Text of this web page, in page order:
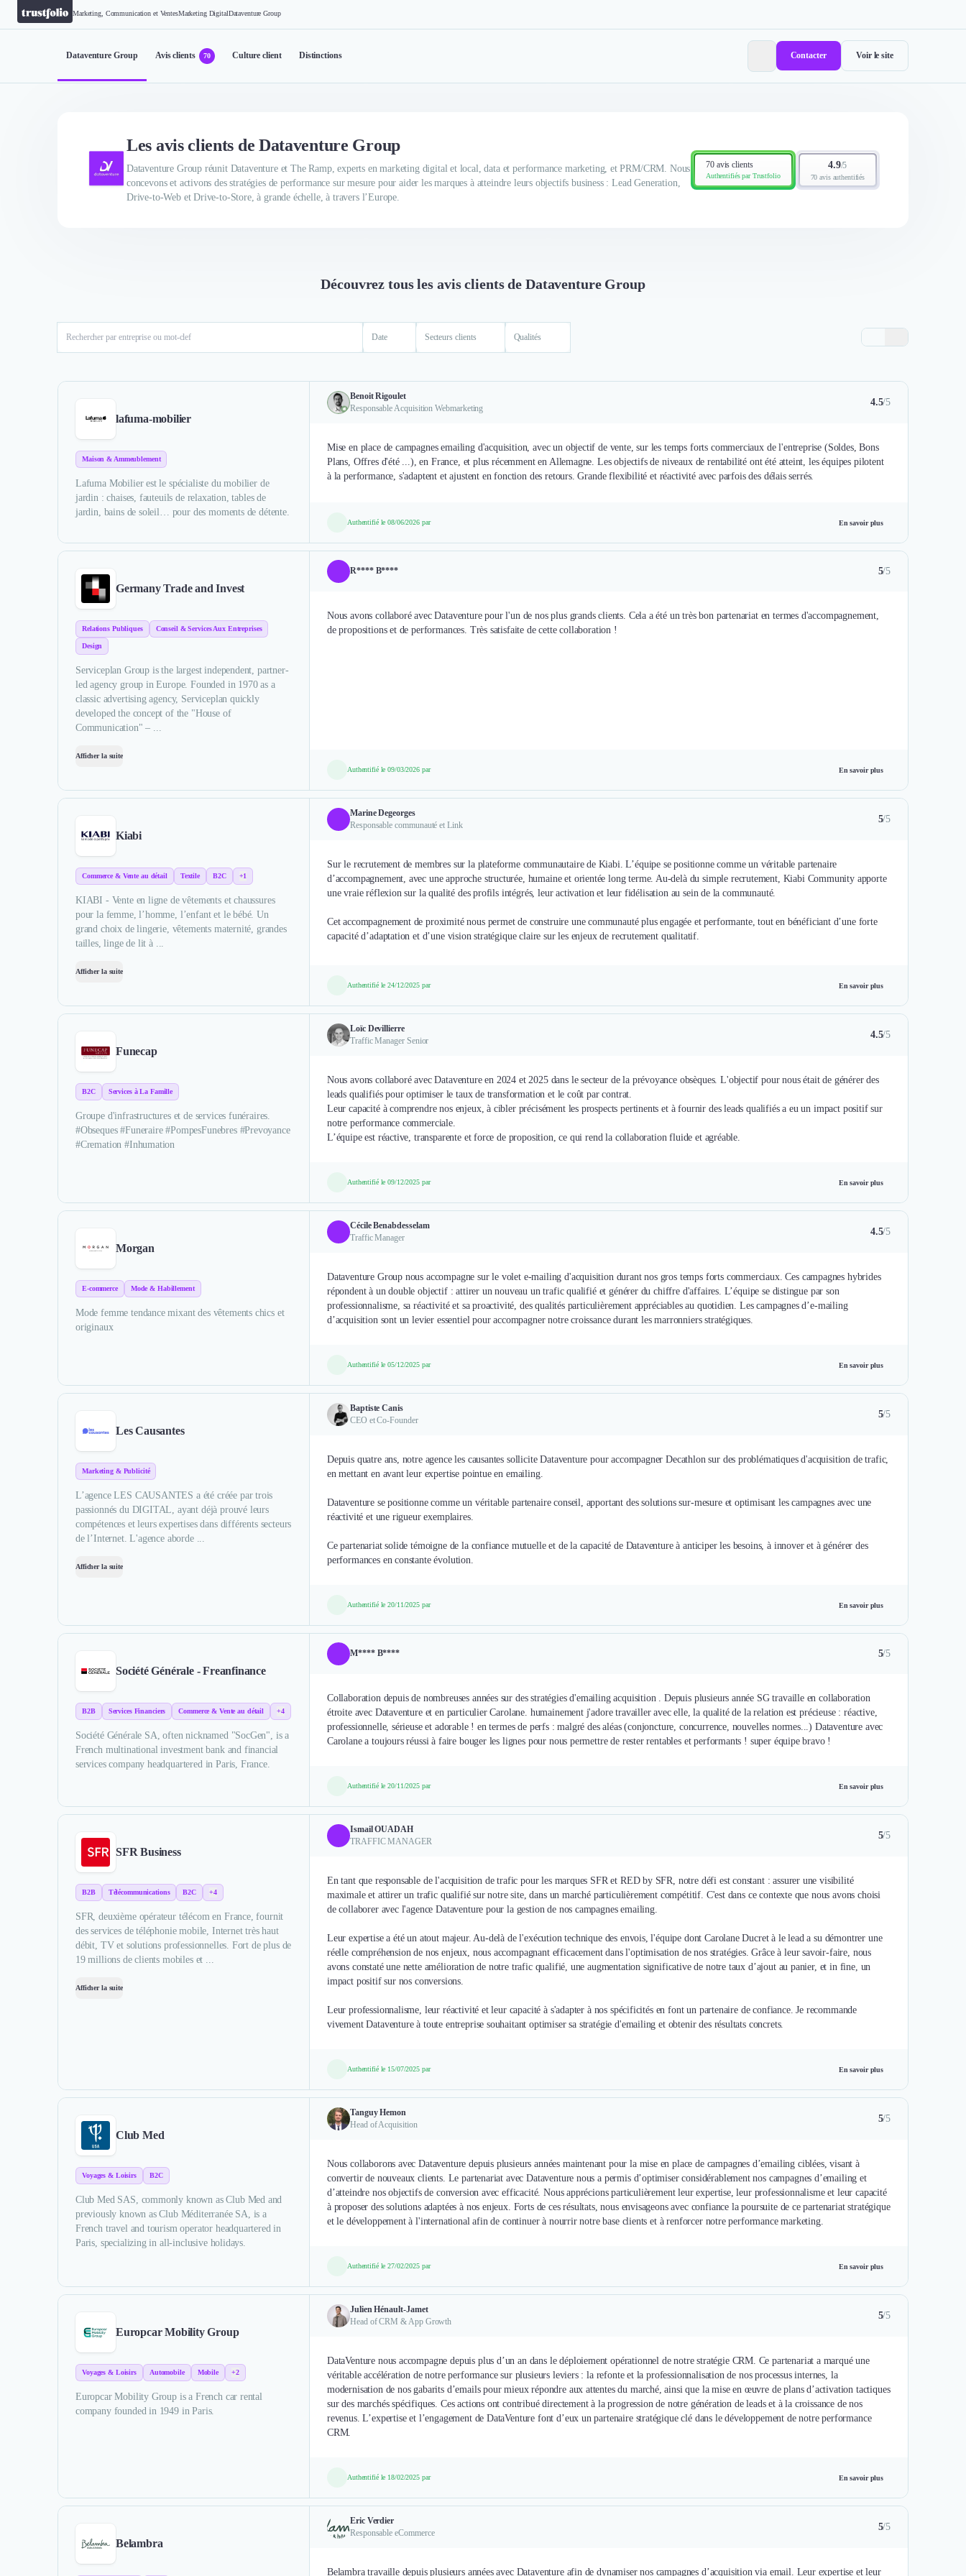
Marketing, Communication et VentesMarketing DigitalDataventure Group
Contacter Voir le site
Dataventure Group Avis clients 70 Culture client Distinctions
Les avis clients de Dataventure Group
Dataventure Group réunit Dataventure et The Ramp, experts en marketing digital et local, data et performance marketing, et PRM/CRM. Nous
concevons et activons des stratégies de performance sur mesure pour aider les marques à atteindre leurs objectifs business : Lead Generation,
Drive-to-Web et Drive-to-Store, à grande échelle, à travers l’Europe.
70 avis clients
Authentifiés par Trustfolio
4.9/5
70 avis authentifiés
Découvrez tous les avis clients de Dataventure Group
Date Secteurs clients Qualités
lafuma-mobilier
Maison & Ammeublement
Lafuma Mobilier est le spécialiste du mobilier de
jardin : chaises, fauteuils de relaxation, tables de
jardin, bains de soleil… pour des moments de détente.
Benoit Rigoulet
Responsable Acquisition Webmarketing
4.5/5
Mise en place de campagnes emailing d'acquisition, avec un objectif de vente, sur les temps forts commerciaux de l'entreprise (Soldes, Bons
Plans, Offres d'été ...), en France, et plus récemment en Allemagne. Les objectifs de niveaux de rentabilité ont été atteint, les équipes pilotent
à la performance, s'adaptent et ajustent en fonction des retours. Grande flexibilité et réactivité avec parfois des délais serrés.
Authentifié le 08/06/2026 par En savoir plus
Germany Trade and Invest
Relations Publiques Conseil & Services Aux Entreprises
Design
Serviceplan Group is the largest independent, partner-
led agency group in Europe. Founded in 1970 as a
classic advertising agency, Serviceplan quickly
developed the concept of the "House of
Communication" – ...
Afficher la suite
R**** B**** 5/5
Nous avons collaboré avec Dataventure pour l'un de nos plus grands clients. Cela a été un très bon partenariat en termes d'accompagnement,
de propositions et de performances. Très satisfaite de cette collaboration !
Authentifié le 09/03/2026 par En savoir plus
Kiabi
Commerce & Vente au détail Textile B2C +1
KIABI - Vente en ligne de vêtements et chaussures
pour la femme, l’homme, l’enfant et le bébé. Un
grand choix de lingerie, vêtements maternité, grandes
tailles, linge de lit à ...
Afficher la suite
Marine Degeorges
Responsable communauté et Link
5/5
Sur le recrutement de membres sur la plateforme communautaire de Kiabi. L’équipe se positionne comme un véritable partenaire
d’accompagnement, avec une approche structurée, humaine et orientée long terme. Au-delà du simple recrutement, Kiabi Community apporte
une vraie réflexion sur la qualité des profils intégrés, leur activation et leur fidélisation au sein de la communauté.
Cet accompagnement de proximité nous permet de construire une communauté plus engagée et performante, tout en bénéficiant d’une forte
capacité d’adaptation et d’une vision stratégique claire sur les enjeux de recrutement qualitatif.
Authentifié le 24/12/2025 par En savoir plus
Funecap
B2C Services à La Famille
Groupe d'infrastructures et de services funéraires.
#Obseques #Funeraire #PompesFunebres #Prevoyance
#Cremation #Inhumation
Loïc Devillierre
Traffic Manager Senior
4.5/5
Nous avons collaboré avec Dataventure en 2024 et 2025 dans le secteur de la prévoyance obsèques. L'objectif pour nous était de générer des
leads qualifiés pour optimiser le taux de transformation et le coût par contrat.
Leur capacité à comprendre nos enjeux, à cibler précisément les prospects pertinents et à fournir des leads qualifiés a eu un impact positif sur
notre performance commerciale.
Authentifié le 09/12/2025 par En savoir plus
Morgan
E-commerce Mode & Habillement
Mode femme tendance mixant des vêtements chics et
originaux
Cécile Benabdesselam
Traffic Manager
4.5/5
Dataventure Group nous accompagne sur le volet e-mailing d'acquisition durant nos gros temps forts commerciaux. Ces campagnes hybrides
répondent à un double objectif : attirer un nouveau un trafic qualifié et générer du chiffre d'affaires. L’équipe se distingue par son
professionnalisme, sa réactivité et sa proactivité, des qualités particulièrement appréciables au quotidien. Les campagnes d’e-mailing
d’acquisition sont un levier essentiel pour accompagner notre croissance durant les marronniers stratégiques.
Authentifié le 05/12/2025 par En savoir plus
Les Causantes
Marketing & Publicité
L’agence LES CAUSANTES a été créée par trois
passionnés du DIGITAL, ayant déjà prouvé leurs
compétences et leurs expertises dans différents secteurs
de l’Internet. L'agence aborde ...
Afficher la suite
Baptiste Canis
CEO et Co-Founder
5/5
Depuis quatre ans, notre agence les causantes sollicite Dataventure pour accompagner Decathlon sur des problématiques d'acquisition de trafic,
en mettant en avant leur expertise pointue en emailing. ​
Dataventure se positionne comme un véritable partenaire conseil, apportant des solutions sur-mesure et optimisant les campagnes avec une
réactivité et une rigueur exemplaires. ​
Ce partenariat solide témoigne de la confiance mutuelle et de la capacité de Dataventure à anticiper les besoins, à innover et à générer des
performances en constante évolution.​
Authentifié le 20/11/2025 par En savoir plus
Société Générale - Freanfinance
B2B Services Financiers Commerce & Vente au détail +4
Société Générale SA, often nicknamed "SocGen", is a
French multinational investment bank and financial
services company headquartered in Paris, France.
M**** B**** 5/5
Collaboration depuis de nombreuses années sur des stratégies d'emailing acquisition . Depuis plusieurs année SG travaille en collaboration
étroite avec Dataventure et en particulier Carolane. humainement j'adore travailler avec elle, la qualité de la relation est précieuse : réactive,
professionnelle, sérieuse et adorable ! en termes de perfs : malgré des aléas (conjoncture, concurrence, nouvelles normes...) Dataventure avec
Carolane a toujours réussi à faire bouger les lignes pour nous permettre de rester rentables et performants ! super équipe bravo !
Authentifié le 20/11/2025 par En savoir plus
SFR Business
B2B Télécommunications B2C +4
SFR, deuxième opérateur télécom en France, fournit
des services de téléphonie mobile, Internet très haut
débit, TV et solutions professionnelles. Fort de plus de
19 millions de clients mobiles et ...
Afficher la suite
Ismail OUADAH
TRAFFIC MANAGER
5/5
En tant que responsable de l'acquisition de trafic pour les marques SFR et RED by SFR, notre défi est constant : assurer une visibilité
maximale et attirer un trafic qualifié sur notre site, dans un marché particulièrement compétitif. C'est dans ce contexte que nous avons choisi
de collaborer avec l'agence Dataventure pour la gestion de nos campagnes emailing.
Leur expertise a été un atout majeur. Au-delà de l'exécution technique des envois, l'équipe dont Carolane Ducret à le lead a su démontrer une
réelle compréhension de nos enjeux, nous accompagnant efficacement dans l'optimisation de nos stratégies. Grâce à leur savoir-faire, nous
avons constaté une nette amélioration de notre trafic qualifié, une augmentation significative de notre taux d’ajout au panier, et in fine, un
impact positif sur nos conversions.
Leur professionnalisme, leur réactivité et leur capacité à s'adapter à nos spécificités en font un partenaire de confiance. Je recommande
vivement Dataventure à toute entreprise souhaitant optimiser sa stratégie d'emailing et obtenir des résultats concrets.
Authentifié le 15/07/2025 par En savoir plus
Club Med
Voyages & Loisirs B2C
Club Med SAS, commonly known as Club Med and
previously known as Club Méditerranée SA, is a
French travel and tourism operator headquartered in
Paris, specializing in all-inclusive holidays.
Tanguy Hemon
Head of Acquisition
5/5
Nous collaborons avec Dataventure depuis plusieurs années maintenant pour la mise en place de campagnes d’emailing ciblées, visant à
convertir de nouveaux clients. Le partenariat avec Dataventure nous a permis d’optimiser considérablement nos campagnes d’emailing et
d’atteindre nos objectifs de conversion avec efficacité. Nous apprécions particulièrement leur expertise, leur professionnalisme et leur capacité
à proposer des solutions adaptées à nos enjeux. Forts de ces résultats, nous envisageons avec confiance la poursuite de ce partenariat stratégique
et le développement à l'international afin de continuer à nourrir notre base clients et à renforcer notre performance marketing.
Authentifié le 27/02/2025 par En savoir plus
Europcar Mobility Group
Voyages & Loisirs Automobile Mobile +2
Europcar Mobility Group is a French car rental
company founded in 1949 in Paris.
Julien Hénault-Jamet
Head of CRM & App Growth
5/5
DataVenture nous accompagne depuis plus d’un an dans le déploiement opérationnel de notre stratégie CRM. Ce partenariat a marqué une
véritable accélération de notre performance sur plusieurs leviers : la refonte et la professionnalisation de nos processus internes, la
modernisation de nos gabarits d’emails pour mieux répondre aux attentes du marché, ainsi que la mise en œuvre de plans d’activation tactiques
sur des marchés spécifiques. Ces actions ont contribué directement à la progression de notre génération de leads et à la croissance de nos
revenus. L’expertise et l’engagement de DataVenture font d’eux un partenaire stratégique clé dans le développement de notre performance
CRM.
Authentifié le 18/02/2025 par En savoir plus
Belambra
Eric Verdier
Responsable eCommerce
5/5
Belambra travaille depuis plusieurs années avec Dataventure afin de dynamiser nos campagnes d’acquisition via email. Leur expertise et leur